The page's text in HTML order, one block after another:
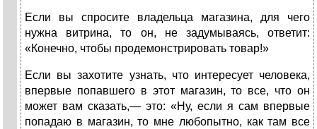
Если вы спросите владельца магазина, для чего
нужна витрина, то он, не задумываясь, ответит:
«Конечно, чтобы продемонстрировать товар!»
Если вы захотите узнать, что интересует человека,
впервые попавшего в этот магазин, то все, что он
может вам сказать,— это: «Ну, если я сам впервые
попадаю в магазин, то мне любопытно, как там все